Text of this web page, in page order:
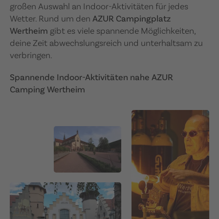
großen Auswahl an Indoor-Aktivitäten für jedes
Wetter. Rund um den AZUR Campingplatz
Wertheim gibt es viele spannende Möglichkeiten,
deine Zeit abwechslungsreich und unterhaltsam zu
verbringen.
Spannende Indoor-Aktivitäten nahe AZUR
Camping Wertheim